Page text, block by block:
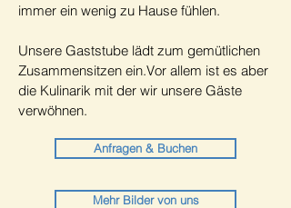
immer ein wenig zu Hause fühlen.
Unsere Gaststube lädt zum gemütlichen
Zusammensitzen ein.Vor allem ist es aber
die Kulinarik mit der wir unsere Gäste
verwöhnen.
Anfragen & Buchen
Mehr Bilder von uns